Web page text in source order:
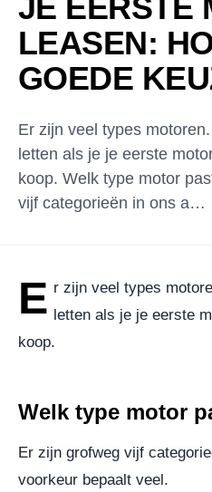
LEASEN:
GOEDE
Er zijn veel types
letten als je je eerste
koop. Welk type motor
vijf categorieën in ons a…
E r zijn veel types
letten als je je eerste
koop.
Welk type motor
Er zijn grofweg vijf
voorkeur bepaalt veel.